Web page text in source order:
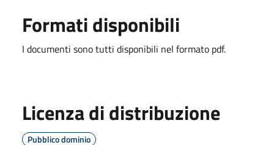
Formati disponibili
I documenti sono tutti disponibili nel formato pdf.
Licenza di distribuzione
Pubblico dominio